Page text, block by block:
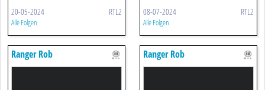
20-05-2024 RTL2
Alle Folgen
08-07-2024 RTL2
Alle Folgen
Ranger Rob Ranger Rob